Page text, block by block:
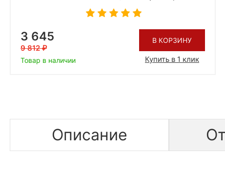
3 645
9 812
Товар в наличии
В КОРЗИНУ
Купить в 1 клик
Описание